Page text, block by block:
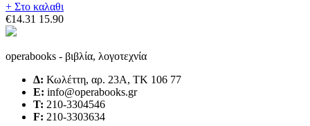
+ Στο καλαθι
€14.31 15.90
operabooks - βιβλία, λογοτεχνία
Δ: Κωλέττη, αρ. 23Α, ΤΚ 106 77
E: info@operabooks.gr
Τ: 210-3304546
F: 210-3303634